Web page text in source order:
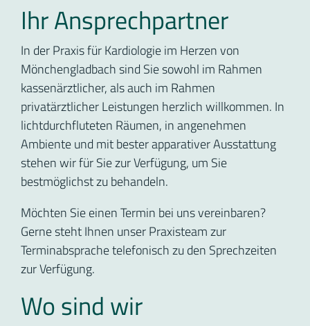
Ihr Ansprechpartner
In der Praxis für Kardiologie im Herzen von
Mönchengladbach sind Sie sowohl im Rahmen
kassenärztlicher, als auch im Rahmen
privatärztlicher Leistungen herzlich willkommen. In
lichtdurchfluteten Räumen, in angenehmen
Ambiente und mit bester apparativer Ausstattung
stehen wir für Sie zur Verfügung, um Sie
bestmöglichst zu behandeln.
Möchten Sie einen Termin bei uns vereinbaren?
Gerne steht Ihnen unser Praxisteam zur
Terminabsprache telefonisch zu den Sprechzeiten
zur Verfügung.
Wo sind wir